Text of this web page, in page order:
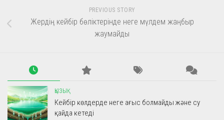
PREVIOUS STORY
Жердің кейбір бөліктерінде неге мүлдем жаңбыр
жаумайды
ҚЫЗЫҚ
Кейбір көлдерде неге ағыс болмайды және су
қайда кетеді